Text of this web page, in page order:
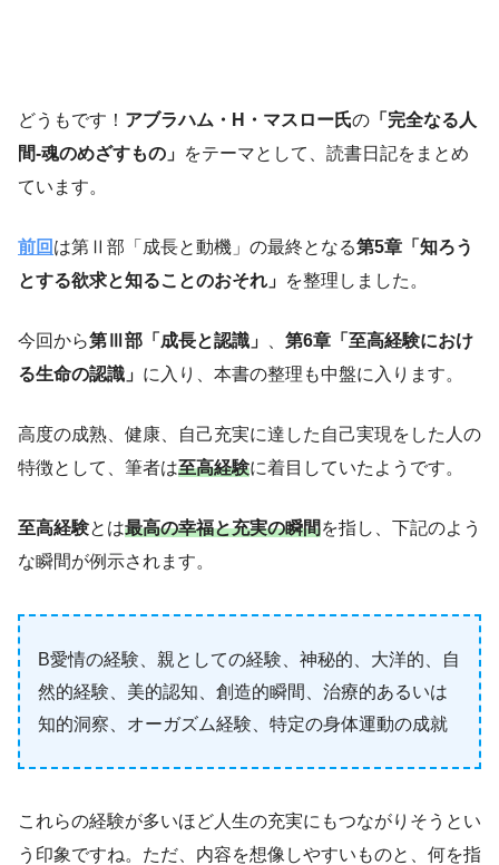
どうもです！ アブラハム・H・マスロー氏の 「完全なる人
間-魂のめざすもの」 をテーマとして、読書日記をまとめ
ています。
前回 は第Ⅱ部「成長と動機」の最終となる第5章「知ろう
とする欲求と知ることのおそれ」 を整理しました。
今回から第Ⅲ部「成長と認識」
第6章「至高経験におけ
る生命の認識」 に入り、本書の整理も中盤に入ります。
高度の成熟、健康、自己充実に達した自己実現をした人の
特徴として、筆者は至高経験に着目していたようです。
至高経験とは最高の幸福と充実の瞬間を指し、下記のよう
な瞬間が例示されます。
B愛情の経験、親としての経験、神秘的、大洋的、自
然的経験、美的認知、創造的瞬間、治療的あるいは
知的洞察、オーガズム経験、特定の身体運動の成就
これらの経験が多いほど人生の充実にもつながりそうとい
う印象ですね。ただ、内容を想像しやすいものと、何を指